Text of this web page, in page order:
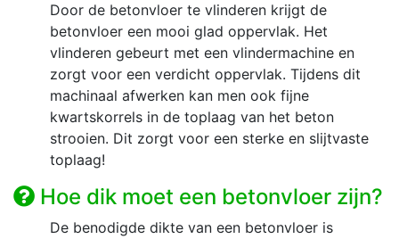
Door de betonvloer te vlinderen krijgt de
betonvloer een mooi glad oppervlak. Het
vlinderen gebeurt met een vlindermachine en
zorgt voor een verdicht oppervlak. Tijdens dit
machinaal afwerken kan men ook fijne
kwartskorrels in de toplaag van het beton
strooien. Dit zorgt voor een sterke en slijtvaste
toplaag!
Hoe dik moet een betonvloer zijn?
De benodigde dikte van een betonvloer is